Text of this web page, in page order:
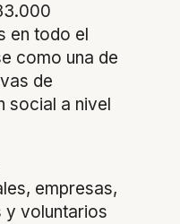
en todo el
como una de
de
social a nivel
empresas,
y voluntarios